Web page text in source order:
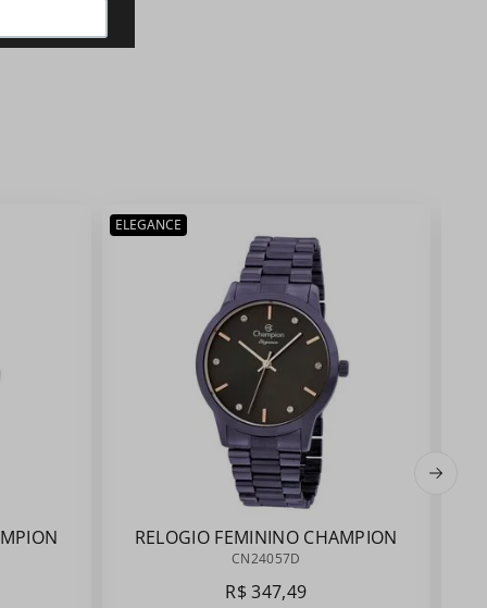
ELEGANCE
RELOGIO FEMININO CHAMPION
CN24057D
CN24057D
R$ 347,49